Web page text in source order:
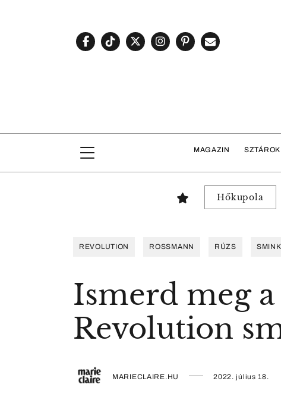
MAGAZIN SZTÁROK
Hőkupola
REVOLUTION ROSSMANN RÚZS SMINK
Ismerd meg
Revolution
MARIECLAIRE.HU 2022. július 18.